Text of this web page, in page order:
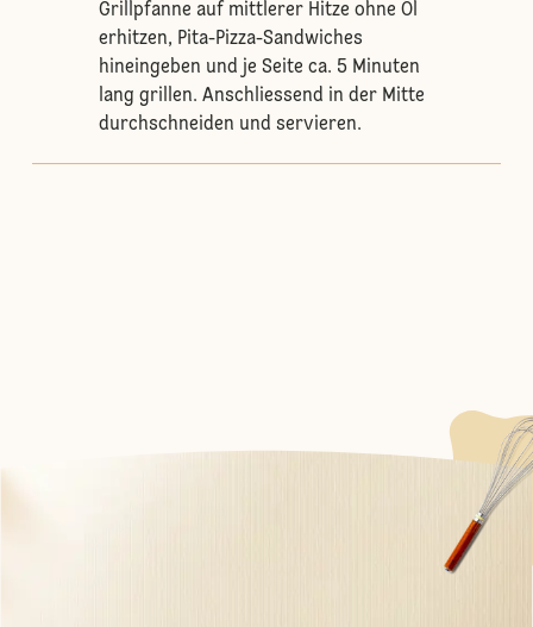
Grillpfanne auf mittlerer Hitze ohne Öl
erhitzen, Pita-Pizza-Sandwiches
hineingeben und je Seite ca. 5 Minuten
lang grillen. Anschliessend in der Mitte
durchschneiden und servieren.